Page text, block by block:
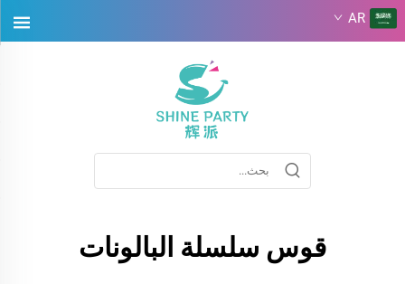
AR
قوس سلسلة البالونات